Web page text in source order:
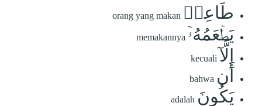
طَاعِمٖ orang yang makan
يَطۡعَمُهُۥٓ memakannya
إِلَّآ kecuali
أَن bahwa
يَكُونَ adalah